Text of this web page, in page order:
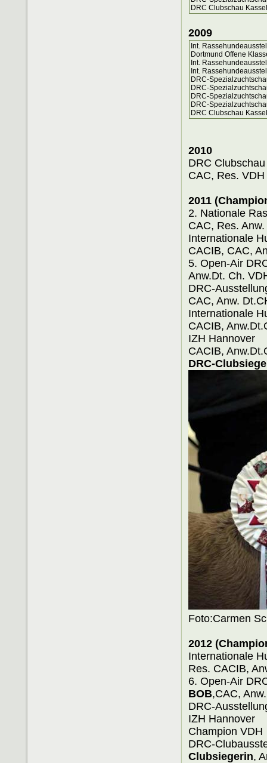
DRC Clubschau
2009
Int.
Dortmund Offene
Int.
Int.
DRC-
DRC-
DRC-
DRC-
DRC Clubschau
2010
DRC
CAC, Res.
2011
2. Nationale
CAC, Res.
CACIB, CAC,
5. Open-Air
Anw.Dt. Ch.
DRC-
CAC, Anw.
CACIB,
IZH
CACIB,
DRC-
Foto:Carmen
2012
Res. CACIB,
6. Open-Air
BOB,CAC,
DRC-
IZH
Champion VDH
DRC-
Clubsiegerin,